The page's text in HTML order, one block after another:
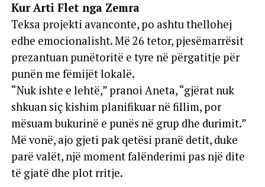
Kur Arti Flet nga Zemra
Teksa projekti avanconte, po ashtu thellohej
edhe emocionalisht. Më 26 tetor, pjesëmarrësit
prezantuan punëtoritë e tyre në përgatitje për
punën me fëmijët lokalë.
“Nuk ishte e lehtë,” pranoi Aneta, “gjërat nuk
shkuan siç kishim planifikuar në fillim, por
mësuam bukurinë e punës në grup dhe durimit.”
Më vonë, ajo gjeti pak qetësi pranë detit, duke
parë valët, një moment falënderimi pas një dite
të gjatë dhe plot rritje.